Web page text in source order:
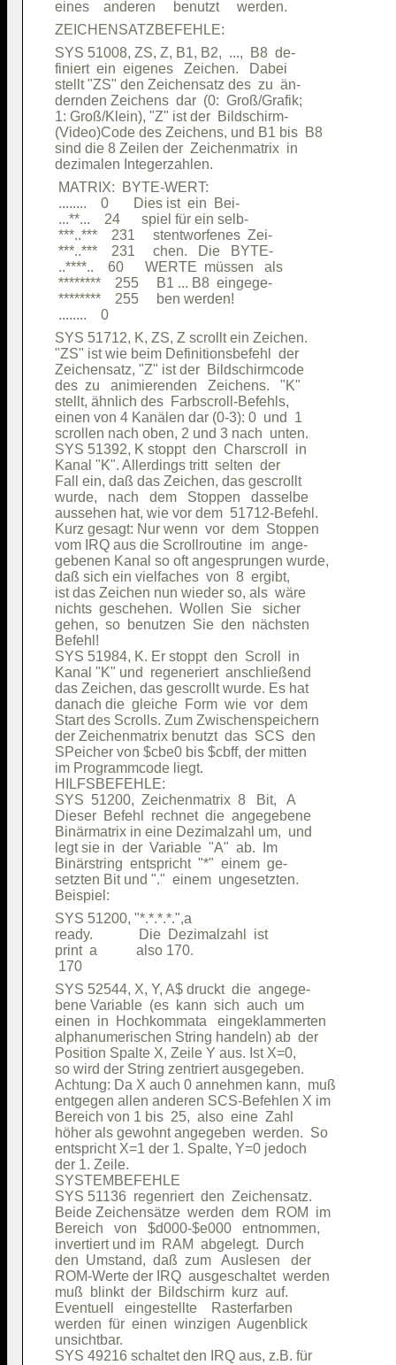
SYS 51008, ZS, Z, B1, B2,  ...,  B8  de-
finiert  ein  eigenes   Zeichen.   Dabei
stellt "ZS" den Zeichensatz des  zu  än-
dernden Zeichens  dar  (0:  Groß/Grafik;
1: Groß/Klein), "Z" ist der  Bildschirm-
(Video)Code des Zeichens, und B1 bis  B8
sind die 8 Zeilen der  Zeichenmatrix  in
MATRIX:  BYTE-WERT:
........    0       Dies ist  ein  Bei-
...**...    24      spiel für ein selb-
***..***    231     stentworfenes  Zei-
***..***    231     chen.   Die   BYTE-
..****..    60      WERTE  müssen   als
********    255     B1 ... B8  eingege-
********    255     ben werden!
SYS 51712, K, ZS, Z scrollt ein Zeichen.
"ZS" ist wie beim Definitionsbefehl  der
Zeichensatz, "Z" ist der  Bildschirmcode
des  zu   animierenden   Zeichens.   "K"
stellt, ähnlich des  Farbscroll-Befehls,
einen von 4 Kanälen dar (0-3): 0  und  1
scrollen nach oben, 2 und 3 nach  unten.
SYS 51392, K stoppt  den  Charscroll  in
Kanal "K". Allerdings tritt  selten  der
Fall ein, daß das Zeichen, das gescrollt
wurde,   nach   dem   Stoppen   dasselbe
aussehen hat, wie vor dem  51712-Befehl.
Kurz gesagt: Nur wenn  vor  dem  Stoppen
vom IRQ aus die Scrollroutine  im  ange-
gebenen Kanal so oft angesprungen wurde,
daß sich ein vielfaches  von  8  ergibt,
ist das Zeichen nun wieder so, als  wäre
nichts  geschehen.  Wollen  Sie   sicher
gehen,  so  benutzen  Sie  den  nächsten
Befehl!
SYS 51984, K. Er stoppt  den  Scroll  in
Kanal "K" und  regeneriert  anschließend
das Zeichen, das gescrollt wurde. Es hat
danach die  gleiche  Form  wie  vor  dem
Start des Scrolls. Zum Zwischenspeichern
der Zeichenmatrix benutzt  das  SCS  den
SPeicher von $cbe0 bis $cbff, der mitten
im Programmcode liegt.
HILFSBEFEHLE:
SYS  51200,  Zeichenmatrix  8   Bit,   A
Dieser  Befehl  rechnet  die  angegebene
Binärmatrix in eine Dezimalzahl um,  und
legt sie in  der  Variable  "A"  ab.  Im
Binärstring  entspricht  "*"  einem  ge-
setzten Bit und "."  einem  ungesetzten.
SYS 51200, "*.*.*.*.",a
ready.             Die  Dezimalzahl  ist
print  a           also 170.
SYS 52544, X, Y, A$ druckt  die  angege-
bene Variable  (es  kann  sich  auch  um
einen  in  Hochkommata   eingeklammerten
alphanumerischen String handeln) ab  der
Position Spalte X, Zeile Y aus. Ist X=0,
so wird der String zentriert ausgegeben.
Achtung: Da X auch 0 annehmen kann,  muß
entgegen allen anderen SCS-Befehlen X im
Bereich von 1 bis  25,  also  eine  Zahl
höher als gewohnt angegeben  werden.  So
entspricht X=1 der 1. Spalte, Y=0 jedoch
der 1. Zeile.
SYSTEMBEFEHLE
SYS 51136  regenriert  den  Zeichensatz.
Beide Zeichensätze  werden  dem  ROM  im
Bereich   von   $d000-$e000   entnommen,
invertiert und im  RAM  abgelegt.  Durch
den  Umstand,  daß  zum   Auslesen   der
ROM-Werte der IRQ  ausgeschaltet  werden
muß  blinkt  der  Bildschirm  kurz  auf.
Eventuell   eingestellte    Rasterfarben
werden  für  einen  winzigen  Augenblick
unsichtbar.
SYS 49216 schaltet den IRQ aus, z.B. für